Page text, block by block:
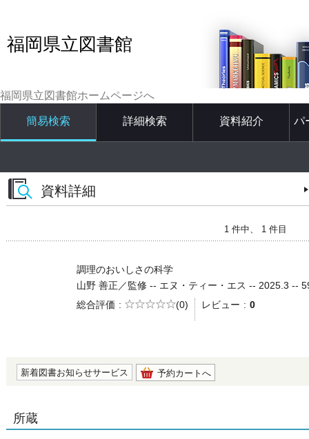
福岡県立図書館
福岡県立図書館ホームページへ
簡易検索 詳細検索 資料紹介 パ
資料詳細
1 件中、 1 件目
調理のおいしさの科学
山野 善正／監修 -- エヌ・ティー・エス -- 2025.3 --
総合評価
5段階評価
(0) レビュー 0
新着図書お知らせサービス 予約カートへ
所蔵